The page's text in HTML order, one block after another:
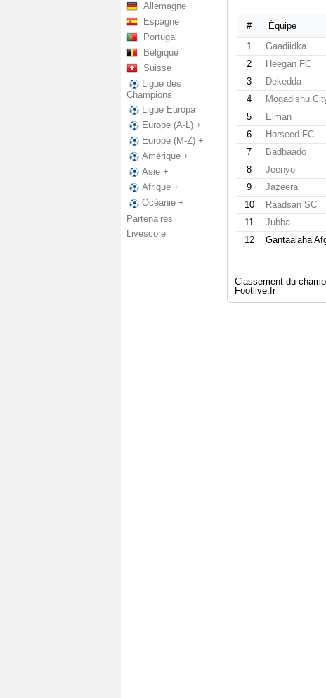
Allemagne
Espagne
Portugal
Belgique
Suisse
Ligue des
Champions
Ligue Europa
Europe (A-L) +
Europe (M-Z) +
Amérique +
Asie +
Afrique +
Océanie +
Partenaires
Livescore
# Équipe
1
Gaadiidka
2
Heegan FC
3
Dekedda
4
Mogadishu
5
Elman
6
Horseed FC
7
Badbaado
8
Jeenyo
9
Jazeera
10
Raadsan SC
11
Jubba
12
Gantaalaha
Classement du
Footlive.fr